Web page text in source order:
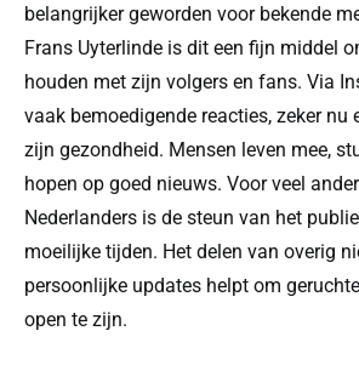
belangrijker geworden voor bekende
Frans Uyterlinde is dit een fijn middel
houden met zijn volgers en fans. Via
vaak bemoedigende reacties, zeker nu
zijn gezondheid. Mensen leven mee,
hopen op goed nieuws. Voor veel
Nederlanders is de steun van het
moeilijke tijden. Het delen van overig
persoonlijke updates helpt om
open te zijn.